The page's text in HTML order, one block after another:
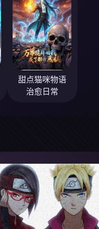
甜点猫咪物语
治愈日常